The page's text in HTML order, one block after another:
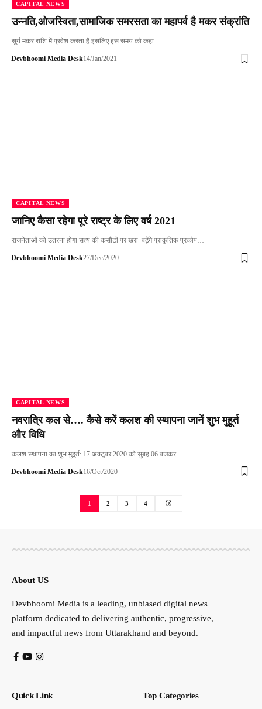
CAPITAL NEWS
उन्नति,ओजस्विता,सामाजिक समरसता का महापर्व है मकर संक्रांति
सूर्य मकर राशि में प्रवेश करता है इसलिए इस समय को कहा…
Devbhoomi Media Desk14/Jan/2021
CAPITAL NEWS
जानिए कैसा रहेगा पूरे राष्ट्र के लिए वर्ष 2021
राजनेताओं को उतरना होगा सत्य की कसौटी पर खरा बढ़ेंगे प्राकृतिक प्रकोप…
Devbhoomi Media Desk27/Dec/2020
CAPITAL NEWS
नवरात्रि कल से…. कैसे करें कलश की स्थापना जानें शुभ मुहूर्त
और विधि
कलश स्थापना का शुभ मुहूर्त: 17 अक्टूबर 2020 को सुबह 06 बजकर…
Devbhoomi Media Desk16/Oct/2020
1 2 3 4
About US
Devbhoomi Media is a leading, unbiased digital news
platform dedicated to delivering authentic, progressive,
and impactful news from Uttarakhand and beyond.
Quick Link Top Categories